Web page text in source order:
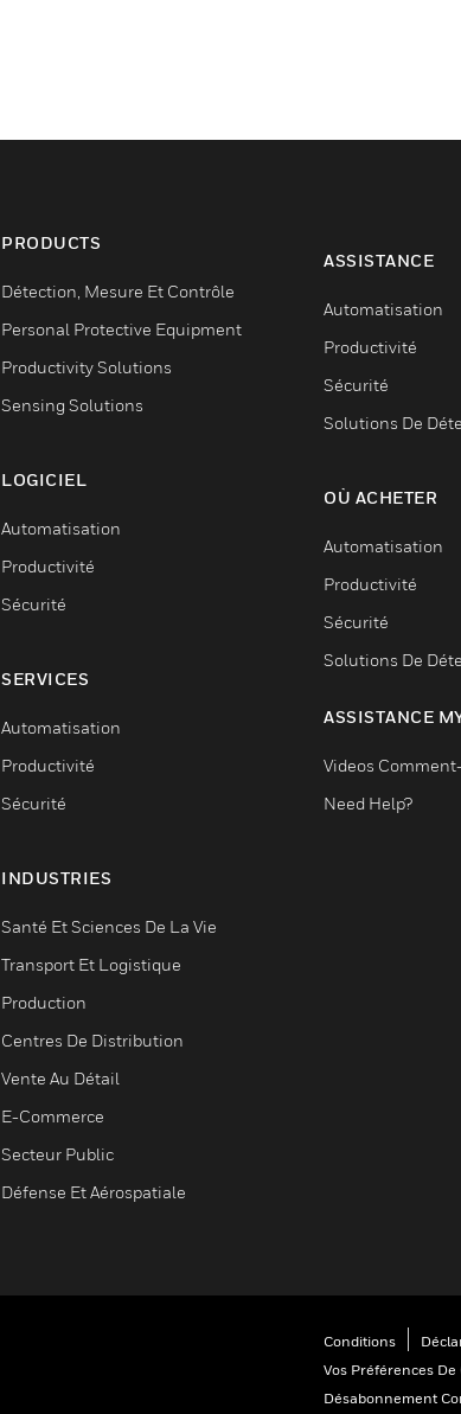
PRODUCTS
Détection, Mesure Et Contrôle
Personal Protective Equipment
Productivity Solutions
Sensing Solutions
LOGICIEL
Automatisation
Productivité
Sécurité
SERVICES
Automatisation
Productivité
Sécurité
INDUSTRIES
Santé Et Sciences De La Vie
Transport Et Logistique
Production
Centres De Distribution
Vente Au Détail
E-Commerce
Secteur Public
Défense Et Aérospatiale
ASSISTANCE
Automatisation
Productivité
Sécurité
Solutions De
OÙ ACHETER
Automatisation
Productivité
Sécurité
Solutions De
ASSISTANCE
Videos
Need Help?
Conditions
Vos Préférences
Désabonnement